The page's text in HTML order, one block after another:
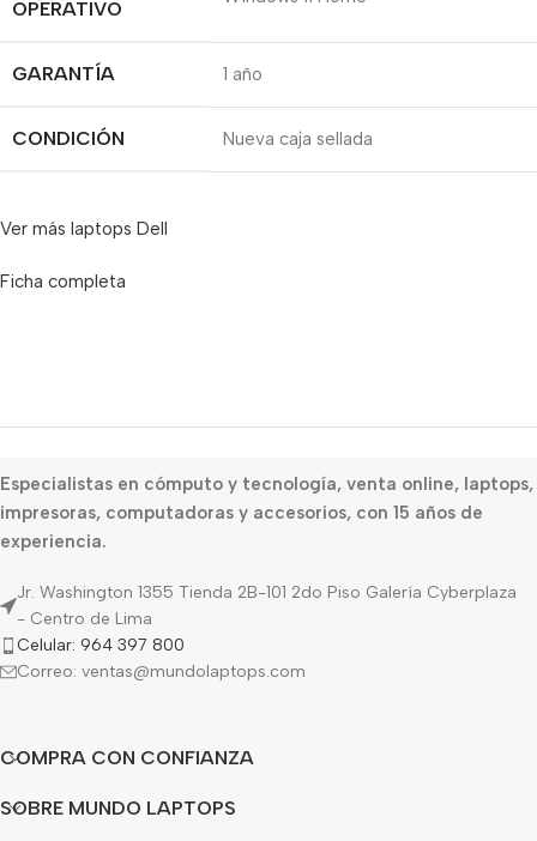
OPERATIVO
GARANTÍA 1 año
CONDICIÓN Nueva caja sellada
Ver más laptops Dell
Ficha completa
Especialistas en cómputo y tecnología, venta online, laptops,
impresoras, computadoras y accesorios, con 15 años de
experiencia.
Jr. Washington 1355 Tienda 2B-101 2do Piso Galería Cyberplaza
- Centro de Lima
Celular: 964 397 800
Correo: ventas@mundolaptops.com
COMPRA CON CONFIANZA
SOBRE MUNDO LAPTOPS